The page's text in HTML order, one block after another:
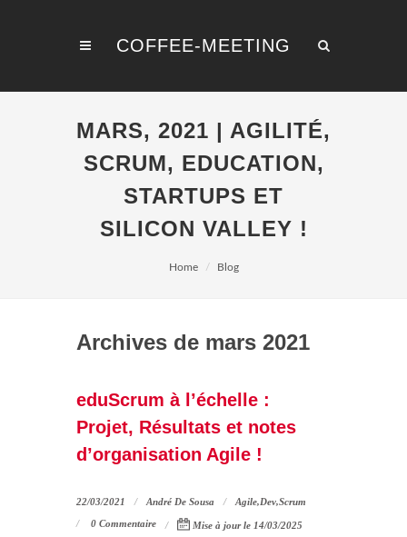
COFFEE-MEETING
MARS, 2021 | AGILITÉ,
SCRUM, EDUCATION,
STARTUPS ET
SILICON VALLEY !
Home Blog
Archives de mars 2021
eduScrum à l’échelle :
Projet, Résultats et notes
d’organisation Agile !
22/03/2021 André De Sousa Agile,Dev,Scrum
0 Commentaire
Mise à jour le 14/03/2025